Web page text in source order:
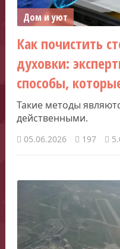
Дом и уют
Как почистить
духовки:
способы,
Такие методы
действенными.
05.06.2026 197